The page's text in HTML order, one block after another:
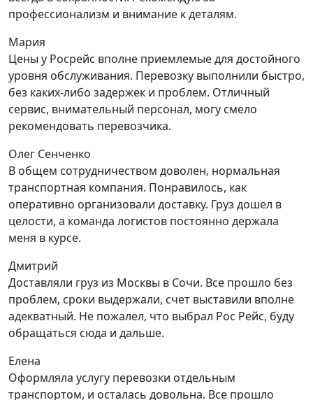
профессионализм и внимание к деталям.
Мария
Цены у Росрейс вполне приемлемые для достойного
уровня обслуживания. Перевозку выполнили быстро,
без каких-либо задержек и проблем. Отличный
сервис, внимательный персонал, могу смело
рекомендовать перевозчика.
Олег Сенченко
В общем сотрудничеством доволен, нормальная
транспортная компания. Понравилось, как
оперативно организовали доставку. Груз дошел в
целости, а команда логистов постоянно держала
меня в курсе.
Дмитрий
Доставляли груз из Москвы в Сочи. Все прошло без
проблем, сроки выдержали, счет выставили вполне
адекватный. Не пожалел, что выбрал Рос Рейс, буду
обращаться сюда и дальше.
Елена
Оформляла услугу перевозки отдельным
транспортом, и осталась довольна. Все прошло